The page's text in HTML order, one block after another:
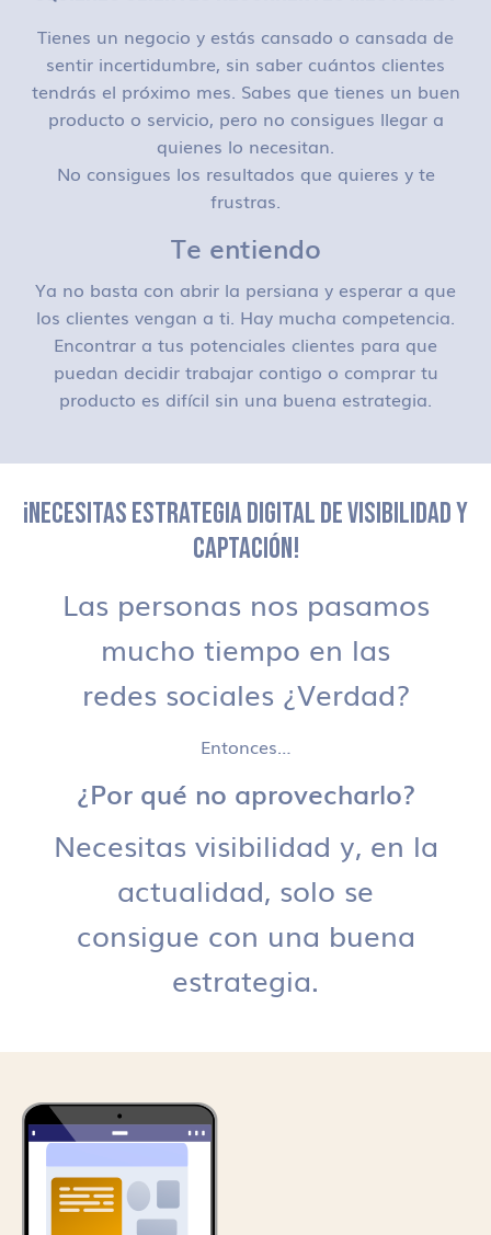
Tienes un negocio y estás cansado o cansada de
sentir incertidumbre, sin saber cuántos clientes
tendrás el próximo mes. Sabes que tienes un buen
producto o servicio, pero no consigues llegar a
quienes lo necesitan.
No consigues los resultados que quieres y te
frustras.
Te entiendo
Ya no basta con abrir la persiana y esperar a que
los clientes vengan a ti. Hay mucha competencia.
Encontrar a tus potenciales clientes para que
puedan decidir trabajar contigo o comprar tu
producto es difícil sin una buena estrategia.
¡NECESITAS ESTRATEGIA DIGITAL DE VISIBILIDAD Y
CAPTACIÓN!
Las personas nos pasamos
mucho tiempo en las
redes sociales ¿Verdad?
Entonces…
¿Por qué no aprovecharlo?
Necesitas visibilidad y, en la
actualidad, solo se
consigue con una buena
estrategia.